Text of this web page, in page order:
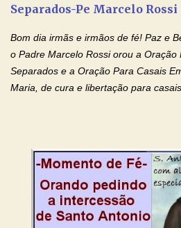
o pedido). Acolhei, Nhá Chica, no
Separados-Pe Marcelo Rossi
Bom dia irmãs e irmãos de fé! Paz e
o Padre Marcelo Rossi orou a Oração
Separados e a Oração Para Casais
Maria, de cura e libertação para
no programa de rádio Momento de
relacionamentos. Seu relacionamento
sofrendo? Então ouça o Momento de
de orações abençoadas, d eixe o
restaurar você e seu relacionamento.